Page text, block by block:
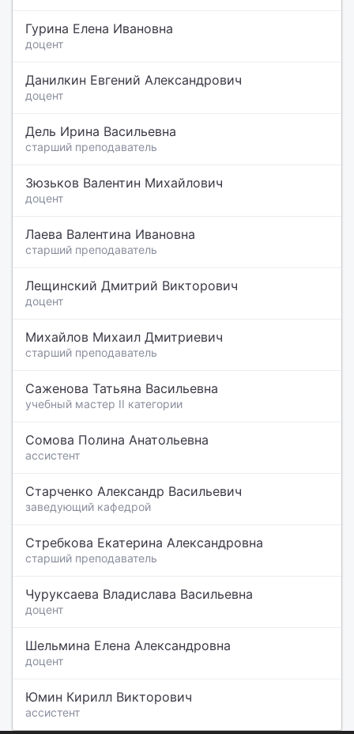
Гурина Елена Ивановна
доцент
Данилкин Евгений Александрович
доцент
Дель Ирина Васильевна
старший преподаватель
Зюзьков Валентин Михайлович
доцент
Лаева Валентина Ивановна
старший преподаватель
Лещинский Дмитрий Викторович
доцент
Михайлов Михаил Дмитриевич
старший преподаватель
Саженова Татьяна Васильевна
учебный мастер II категории
Сомова Полина Анатольевна
ассистент
Старченко Александр Васильевич
заведующий кафедрой
Стребкова Екатерина Александровна
старший преподаватель
Чуруксаева Владислава Васильевна
доцент
Шельмина Елена Александровна
доцент
Юмин Кирилл Викторович
ассистент